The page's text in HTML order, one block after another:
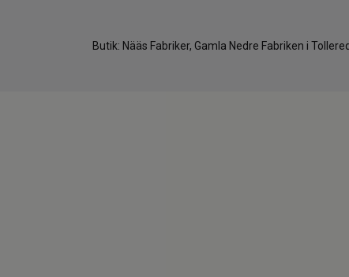
Butik: Nääs Fabriker, Gamla Nedre Fabriken i